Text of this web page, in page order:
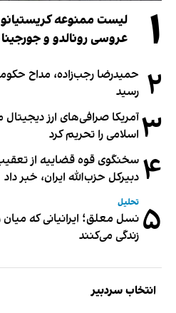
۱
عروسی رونالدو و جورجینا
۲ حمیدرضا رجب‌زاده، مداح
رسید
۳آمریکا صرافی‌های ارز
اسلامی را تحریم کرد
۴ سخنگوی قوه قضاییه از
دبیر‌کل حزب‌الله ایران، خبر داد
۵ تحلیل
نسل معلق؛ ایرانیانی که
زندگی می‌کنند
انتخاب سردبیر